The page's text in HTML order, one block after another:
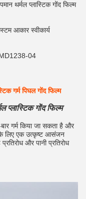
थर्मल प्लास्टिक गोंद फिल्म
आकार स्वीकार्य
04
गर्म पिघल गोंद फिल्म
प्लास्टिक गोंद फिल्म
गर्म किया जा सकता है और
लिए एक उत्कृष्ट आसंजन
और पानी प्रतिरोध